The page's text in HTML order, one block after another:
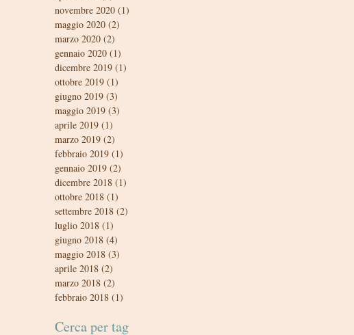
novembre 2020 (1)
maggio 2020 (2)
marzo 2020 (2)
gennaio 2020 (1)
dicembre 2019 (1)
ottobre 2019 (1)
giugno 2019 (3)
maggio 2019 (3)
aprile 2019 (1)
marzo 2019 (2)
febbraio 2019 (1)
gennaio 2019 (2)
dicembre 2018 (1)
ottobre 2018 (1)
settembre 2018 (2)
luglio 2018 (1)
giugno 2018 (4)
maggio 2018 (3)
aprile 2018 (2)
marzo 2018 (2)
febbraio 2018 (1)
Cerca per tag